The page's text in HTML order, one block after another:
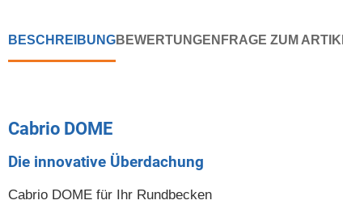
BESCHREIBUNGBEWERTUNGENFRAGE ZUM
Cabrio DOME
Die innovative Überdachung
Cabrio DOME für Ihr Rundbecken